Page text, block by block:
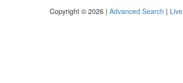
Copyright © 2026 | Advanced Search | Live